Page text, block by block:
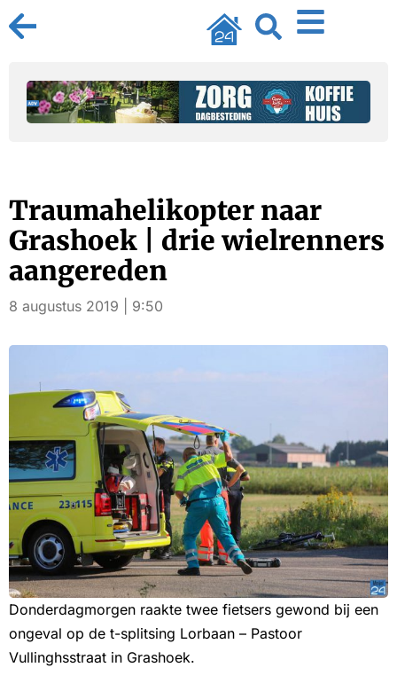
Traumahelikopter naar
Grashoek | drie wielrenners
aangereden
8 augustus 2019 | 9:50
Donderdagmorgen raakte twee fietsers gewond bij een
ongeval op de t-splitsing Lorbaan – Pastoor
Vullinghsstraat in Grashoek.